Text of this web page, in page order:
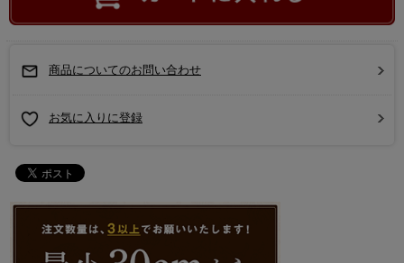
商品についてのお問い合わせ
お気に入りに登録